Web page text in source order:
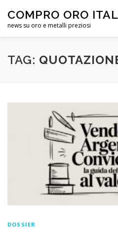
contenuto
COMPRO ORO
news su oro e metalli preziosi
HOME QUOTAZIONE ORO
TAG:
DOSSIER